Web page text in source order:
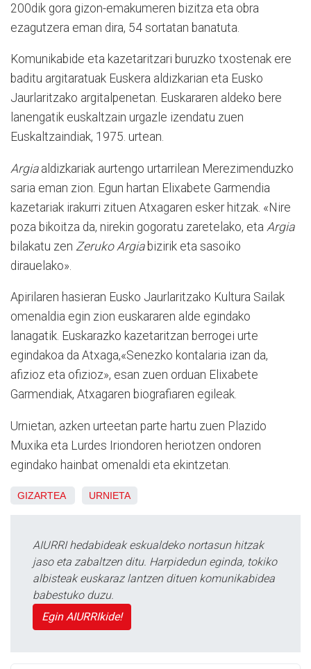
200dik gora gizon-emakumeren bizitza eta obra
ezagutzera eman dira, 54 sortatan banatuta.
Komunikabide eta kazetaritzari buruzko txostenak ere
baditu argitaratuak Euskera aldizkarian eta Eusko
Jaurlaritzako argitalpenetan. Euskararen aldeko bere
lanengatik euskaltzain urgazle izendatu zuen
Euskaltzaindiak, 1975. urtean.
Argiaaldizkariak aurtengo urtarrilean Merezimenduzko
saria eman zion. Egun hartan Elixabete Garmendia
kazetariak irakurri zituen Atxagaren esker hitzak. «Nire
poza bikoitza da, nirekin gogoratu zaretelako, eta Argia
bilakatu zen Zeruko Argiabizirik eta sasoiko
dirauelako».
Apirilaren hasieran Eusko Jaurlaritzako Kultura Sailak
omenaldia egin zion euskararen alde egindako
lanagatik. Euskarazko kazetaritzan berrogei urte
egindakoa da Atxaga,«Senezko kontalaria izan da,
afizioz eta ofizioz», esan zuen orduan Elixabete
Garmendiak, Atxagaren biografiaren egileak.
Urnietan, azken urteetan parte hartu zuen Plazido
Muxika eta Lurdes Iriondoren heriotzen ondoren
egindako hainbat omenaldi eta ekintzetan.
GIZARTEA URNIETA
AIURRI hedabideak eskualdeko nortasun hitzak
jaso eta zabaltzen ditu. Harpidedun eginda, tokiko
albisteak euskaraz lantzen dituen komunikabidea
babestuko duzu.
Egin AIURRIkide!